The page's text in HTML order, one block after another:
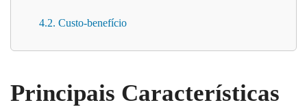
4.2. Custo-benefício
Principais Características